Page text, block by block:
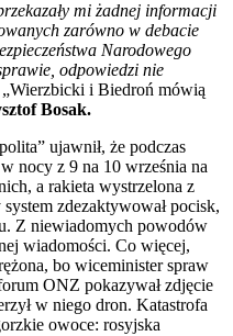
mi żadnej informacji
zarówno w debacie
Narodowego
odpowiedzi nie
i Biedroń mówią
Bosak.
ujawnił, że podczas
nocy z 9 na 10 września na
a rakieta wystrzelona z
zdezaktywował pocisk,
Z niewiadomych powodów
wiadomości. Co więcej,
bo wiceminister spraw
ONZ pokazywał zdjęcie
w niego dron. Katastrofa
owoce: rosyjska